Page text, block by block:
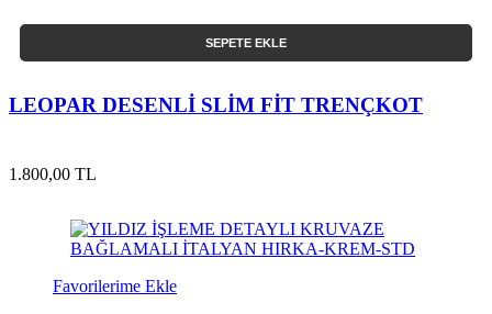
SEPETE EKLE
LEOPAR DESENLİ SLİM FİT TRENÇKOT
1.800,00 TL
Favorilerime Ekle